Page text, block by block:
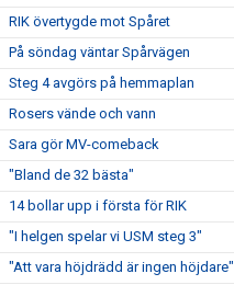
RIK övertygde mot Spåret
På söndag väntar Spårvägen
Steg 4 avgörs på hemmaplan
Rosers vände och vann
Sara gör MV-comeback
"Bland de 32 bästa"
14 bollar upp i första för RIK
"I helgen spelar vi USM steg 3"
"Att vara höjdrädd är ingen höjdare"